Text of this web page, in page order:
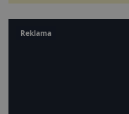
Reklama